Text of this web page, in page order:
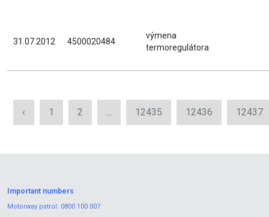
31.07.2012 4500020484
výmena
termoregulátora
‹ 1 2 ... 12435 12436 12437
Important numbers
Motorway patrol: 0800 100 007